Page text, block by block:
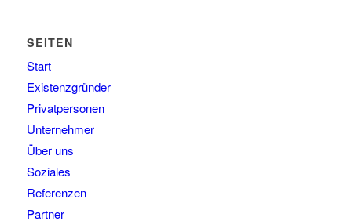
SEITEN
Start
Existenzgründer
Privatpersonen
Unternehmer
Über uns
Soziales
Referenzen
Partner